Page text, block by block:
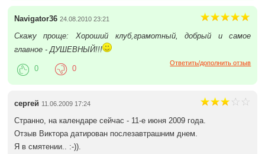
Navigator36 24.08.2010 23:21
Скажу проще: Хороший клуб,грамотный, добрый и самое
главное - ДУШЕВНЫЙ!!!
Ответить/дополнить отзыв
0 0
сергей 11.06.2009 17:24
Странно, на календаре сейчас - 11-е июня 2009 года.
Отзыв Виктора датирован послезавтрашним днем.
Я в смятении.. :-)).